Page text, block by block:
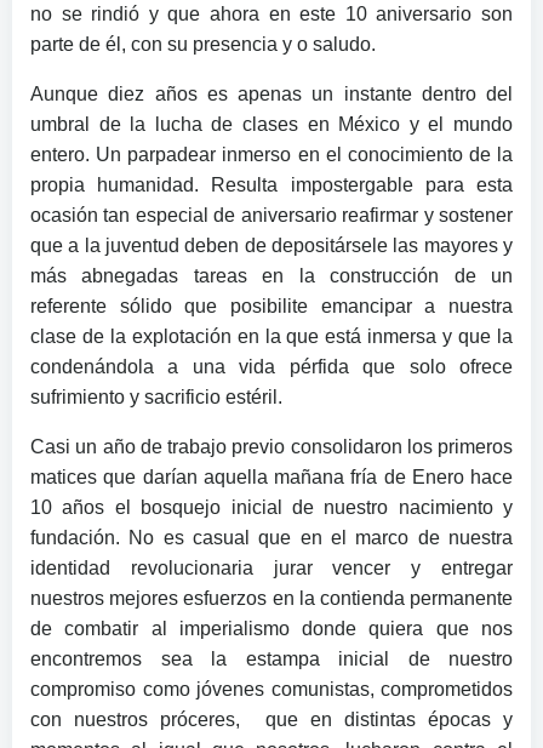
no se rindió y que ahora en este 10 aniversario son
parte de él, con su presencia y o saludo.
Aunque diez años es apenas un instante dentro del
umbral de la lucha de clases en México y el mundo
entero. Un parpadear inmerso en el conocimiento de la
propia humanidad. Resulta impostergable para esta
ocasión tan especial de aniversario reafirmar y sostener
que a la juventud deben de depositársele las mayores y
más abnegadas tareas en la construcción de un
referente sólido que posibilite emancipar a nuestra
clase de la explotación en la que está inmersa y que la
condenándola a una vida pérfida que solo ofrece
sufrimiento y sacrificio estéril.
Casi un año de trabajo previo consolidaron los primeros
matices que darían aquella mañana fría de Enero hace
10 años el bosquejo inicial de nuestro nacimiento y
fundación. No es casual que en el marco de nuestra
identidad revolucionaria jurar vencer y entregar
nuestros mejores esfuerzos en la contienda permanente
de combatir al imperialismo donde quiera que nos
encontremos sea la estampa inicial de nuestro
compromiso como jóvenes comunistas, comprometidos
con nuestros próceres, que en distintas épocas y